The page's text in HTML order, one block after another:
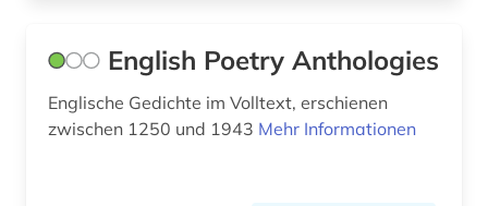
spanisch (39)
sprachatlas (1)
sprachdidaktik (1)
English Poetry Anthologies
Englische Gedichte im Volltext, erschienen
zwischen 1250 und 1943 Mehr Informationen